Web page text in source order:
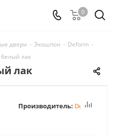
0
двери - Экошпон - Deform -
белый лак
лак
Производитель: Deform